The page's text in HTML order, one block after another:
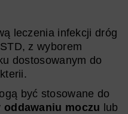
leczenia infekcji dróg
z wyborem
dostosowanym do
być stosowane do
oddawaniu moczu lub